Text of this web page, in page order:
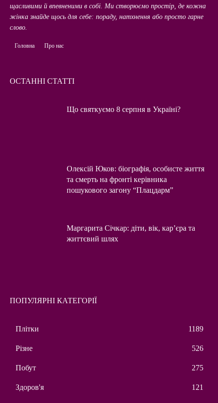
щасливими й впевненими в собі. Ми створюємо простір, де кожна
жінка знайде щось для себе: пораду, натхнення або просто гарне
слово.
Головна Про нас
ОСТАННІ СТАТТІ
Що святкуємо 8 серпня в Україні?
Олексій Юков: біографія, особисте життя
та смерть на фронті керівника
пошукового загону “Плацдарм”
Маргарита Січкар: діти, вік, кар’єра та
життєвий шлях
ПОПУЛЯРНІ КАТЕГОРІЇ
Плітки 1189
Різне 526
Побут 275
Здоров'я 121